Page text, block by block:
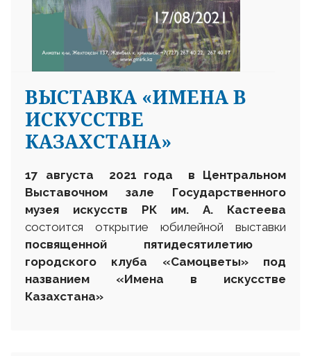
ВЫСТАВКА «ИМЕНА В
ИСКУССТВЕ
КАЗАХСТАНА»
17 августа 2021 года в Центральном
Выставочном зале Государственного
музея искусств РК им. А. Кастеева
состоится открытие юбилейной выставки
посвященной пятидесятилетию
городского клуба «Самоцветы» под
названием «Имена в искусстве
Казахстана»